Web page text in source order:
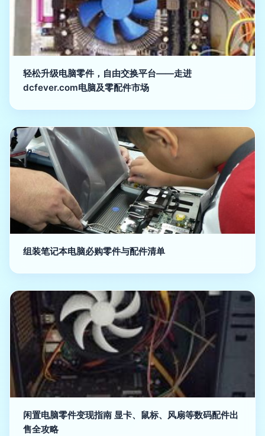
轻松升级电脑零件，自由交换平台——走进
dcfever.com电脑及零配件市场
组装笔记本电脑必购零件与配件清单
闲置电脑零件变现指南 显卡、鼠标、风扇等数码配件出
售全攻略